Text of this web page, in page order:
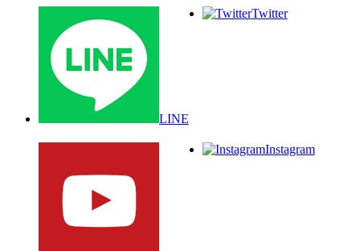
LINE
Twitter
Instagram